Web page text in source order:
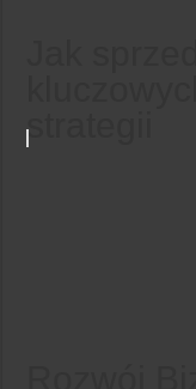
strategii